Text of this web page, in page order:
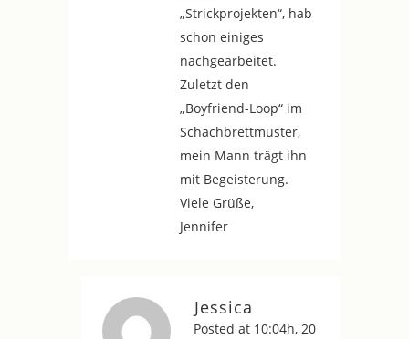
„Strickprojekten“, hab
schon einiges
nachgearbeitet.
Zuletzt den
„Boyfriend-Loop“ im
Schachbrettmuster,
mein Mann trägt ihn
mit Begeisterung.
Viele Grüße,
Jennifer
Jessica
Posted at 10:04h, 20